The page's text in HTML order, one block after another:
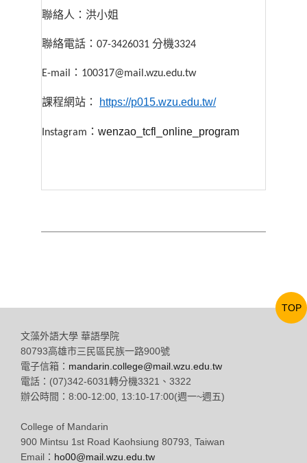
聯絡人：洪小姐
聯絡電話：07-3426031 分機3324
E-mail ：100317@mail.wzu.edu.tw
課程網站： https://p015.wzu.edu.tw/
Instagram ： wenzao_tcfl_online_program
文藻外語大學 華語學院
80793高雄市三民區民族一路900號
電子信箱： mandarin.college@mail.wzu.edu.tw
電話：(07)342-6031轉分機3321、3322
辦公時間：8:00-12:00, 13:10-17:00(週一~週五)
College of Mandarin
900 Mintsu 1st Road Kaohsiung 80793, Taiwan
Email： ho00@mail.wzu.edu.tw
TOP